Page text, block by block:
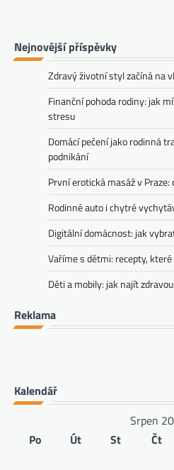
Nejnovější příspěvky
Zdravý životní styl začíná na
Finanční pohoda rodiny: jak
stresu
Domácí pečení jako rodinná
podnikání
První erotická masáž v
Rodinné auto i chytré
Digitální domácnost: jak
Vaříme s dětmi: recepty,
Děti a mobily: jak najít
Reklama
Kalendář
Srpen
Po
Út St Čt